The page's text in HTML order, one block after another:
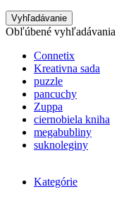
Vyhľadávanie
Obľúbené vyhľadávania
Connetix
Kreativna sada
puzzle
pancuchy
Zuppa
ciernobiela kniha
megabubliny
suknoleginy
Kategórie